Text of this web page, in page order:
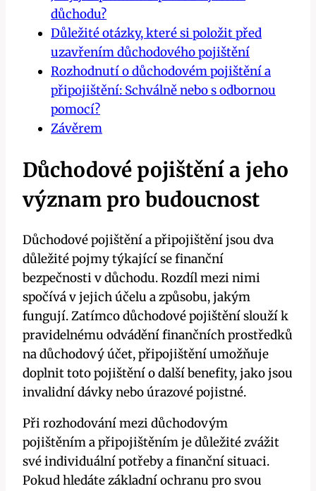
důchodu?
Důležité otázky, které si položit před
uzavřením důchodového pojištění
Rozhodnutí o důchodovém pojištění a
připojištění: Schválně nebo s odbornou
pomocí?
Závěrem
Důchodové pojištění a jeho
význam pro budoucnost
Důchodové pojištění a připojištění jsou dva
důležité pojmy týkající se finanční
bezpečnosti v důchodu. Rozdíl mezi nimi
spočívá v jejich účelu a způsobu, jakým
fungují. Zatímco důchodové pojištění slouží k
pravidelnému odvádění finančních prostředků
na důchodový účet, připojištění umožňuje
doplnit toto pojištění o další benefity, jako jsou
invalidní dávky nebo úrazové pojistné.
Při rozhodování mezi důchodovým
pojištěním a připojištěním je důležité zvážit
své individuální potřeby a finanční situaci.
Pokud hledáte základní ochranu pro svou